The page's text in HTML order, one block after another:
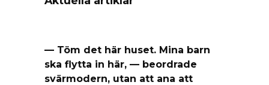
— Töm det här huset. Mina barn
ska flytta in här, — beordrade
svärmodern, utan att ana att